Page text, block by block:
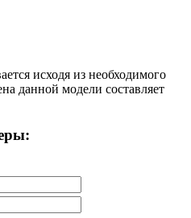
исходя из необходимого
данной модели составляет